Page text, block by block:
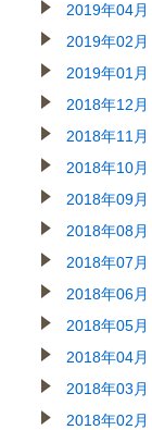
2019年04月
2019年02月
2019年01月
2018年12月
2018年11月
2018年10月
2018年09月
2018年08月
2018年07月
2018年06月
2018年05月
2018年04月
2018年03月
2018年02月